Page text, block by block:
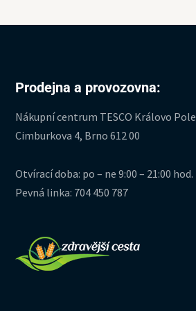
Prodejna a provozovna:
Nákupní centrum TESCO Královo Pole
Cimburkova 4, Brno 612 00
Otvírací doba: po – ne 9:00 – 21:00 hod.
Pevná linka: 704 450 787